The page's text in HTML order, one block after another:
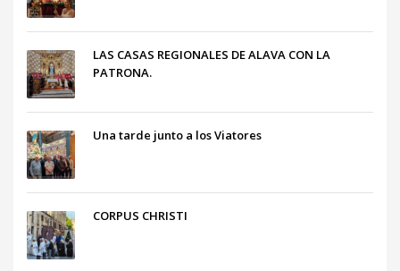
LAS CASAS REGIONALES DE ALAVA CON LA
PATRONA.
Una tarde junto a los Viatores
CORPUS CHRISTI